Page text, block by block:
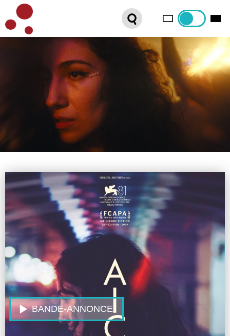
CONTACT
INTERNATIONAL SALES
BANDE-ANNONCE